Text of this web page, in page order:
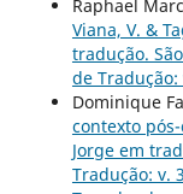
Raphael
Viana, V. &
tradução.
de Tradução:
Dominique
contexto
Jorge em
Tradução: v.